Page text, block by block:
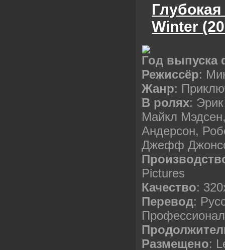
Winter
Год выпуска
Режиссёр:
Жанр:
В ролях:
Майкл
Андерсон,
Джефф
Pictures
Качество:
Перевод:
Размещено: